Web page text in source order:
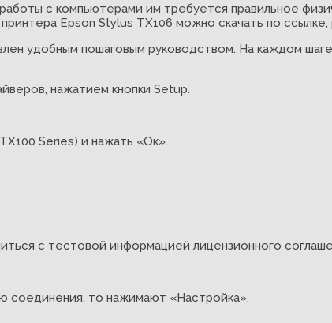
с компьютерами им требуется правильное
Epson Stylus TX106 можно скачать по
удобным пошаговым руководством. На каждом
нажатием кнопки Setup.
Series) и нажать «Ок».
с тестовой информацией лицензионного
соединения, то нажимают «Настройка».